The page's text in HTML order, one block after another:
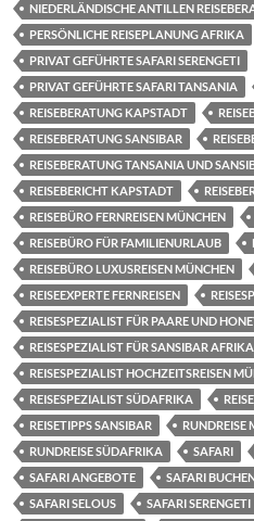
NIEDERLÄNDISCHE ANTILLEN
PERSÖNLICHE REISEPLANUNG AFRIKA
PRIVAT GEFÜHRTE SAFARI SERENGETI
PRIVAT GEFÜHRTE SAFARI TANSANIA
REISEBERATUNG KAPSTADT
REISEBERATUNG SANSIBAR
REISEBERATUNG TANSANIA UND
REISEBERICHT KAPSTADT
REISEBÜRO FERNREISEN MÜNCHEN
REISEBÜRO FÜR FAMILIENURLAUB
REISEBÜRO LUXUSREISEN MÜNCHEN
REISEEXPERTE FERNREISEN
REISESPEZIALIST FÜR PAARE UND
REISESPEZIALIST FÜR SANSIBAR AFRIKA
REISESPEZIALIST HOCHZEITSREISEN
REISESPEZIALIST SÜDAFRIKA
REISETIPPS SANSIBAR
RUNDREISE
RUNDREISE SÜDAFRIKA
SAFARI
SAFARI ANGEBOTE
SAFARI
SAFARI SELOUS
SAFARI SERENGETI